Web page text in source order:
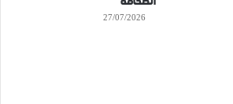
27/07/2026